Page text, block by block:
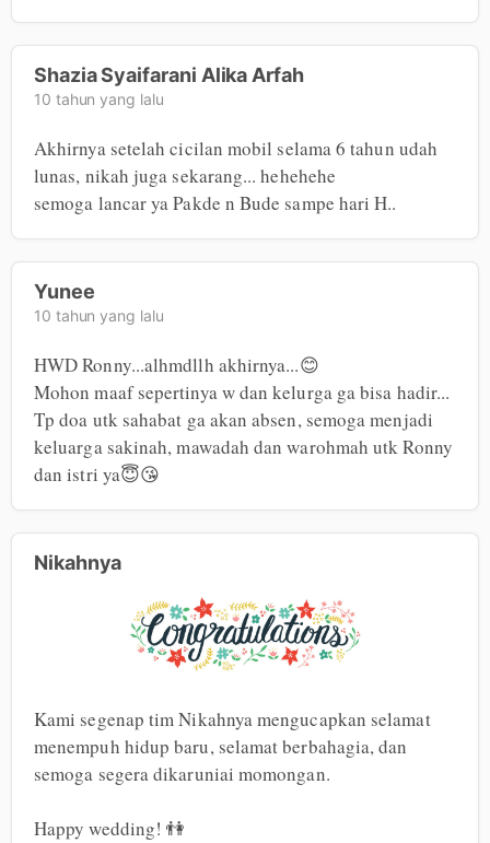
Shazia Syaifarani Alika Arfah
10 tahun yang lalu
Akhirnya setelah cicilan mobil selama 6 tahun udah
lunas, nikah juga sekarang... hehehehe
semoga lancar ya Pakde n Bude sampe hari H..
Yunee
10 tahun yang lalu
HWD Ronny...alhmdllh akhirnya...😊
Mohon maaf sepertinya w dan kelurga ga bisa hadir...
Tp doa utk sahabat ga akan absen, semoga menjadi
keluarga sakinah, mawadah dan warohmah utk Ronny
dan istri ya😇😘
Nikahnya
Kami segenap tim Nikahnya mengucapkan selamat
menempuh hidup baru, selamat berbahagia, dan
semoga segera dikaruniai momongan.
Happy wedding! 👫